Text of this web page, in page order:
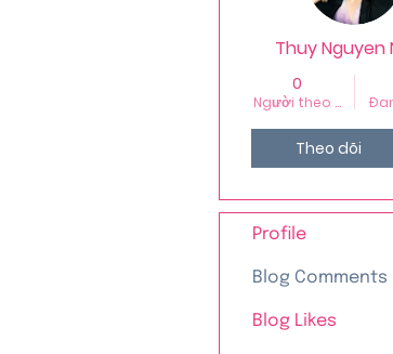
Thuy Nguyen
0
Người theo dõi
Theo dõi
Profile
Blog Comments
Blog Likes